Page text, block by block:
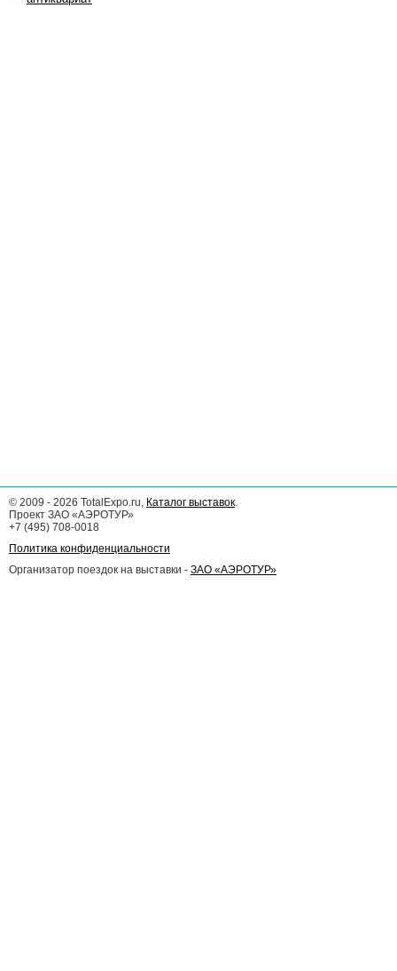
© 2009 - 2026 TotalExpo.ru, Каталог выставок.
Проект ЗАО «АЭРОТУР»
+7 (495) 708-0018
Политика конфиденциальности
Организатор поездок на выставки - ЗАО «АЭРОТУР»